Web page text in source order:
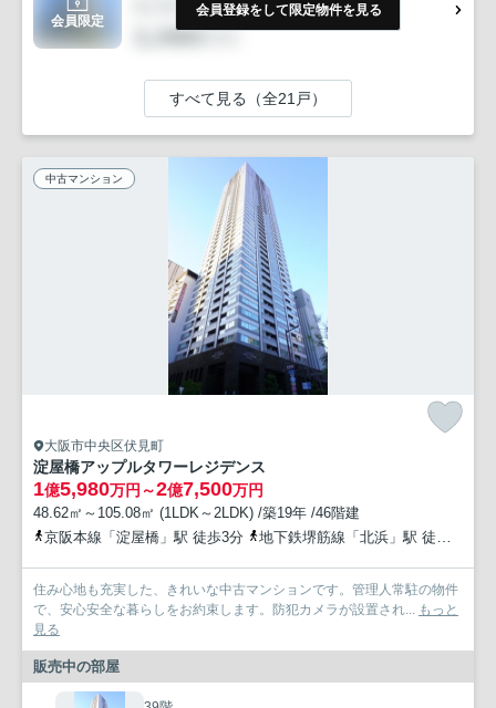
会員限定
会員登録をして限定物件を見る
すべて見る（全21戸）
中古マンション
大阪市中央区伏見町
淀屋橋アップルタワーレジデンス
1億5,980万円～2億7,500万円
48.62㎡～105.08㎡ (1LDK～2LDK) /築19年 /46階建
京阪本線「淀屋橋」駅 徒歩3分
地下鉄堺筋線「北浜」駅 徒歩4分
住み心地も充実した、きれいな中古マンションです。管理人常駐の物件
で、安心安全な暮らしをお約束します。防犯カメラが設置され... もっと
見る
販売中の部屋